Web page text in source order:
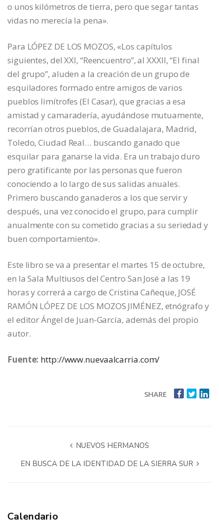
o unos kilómetros de tierra, pero que segar tantas
vidas no merecía la pena».
Para LÓPEZ DE LOS MOZOS, «Los capítulos
siguientes, del XXI, “Reencuentro”, al XXXII, “El final
del grupo”, aluden a la creación de un grupo de
esquiladores formado entre amigos de varios
pueblos limítrofes (El Casar), que gracias a esa
amistad y camaradería, ayudándose mutuamente,
recorrían otros pueblos, de Guadalajara, Madrid,
Toledo, Ciudad Real… buscando ganado que
esquilar para ganarse la vida. Era un trabajo duro
pero gratificante por las personas que fueron
conociendo a lo largo de sus salidas anuales.
Primero buscando ganaderos a los que servir y
después, una vez conocido el grupo, para cumplir
anualmente con su cometido gracias a su seriedad y
buen comportamiento».
Este libro se va a presentar el martes 15 de octubre,
en la Sala Multiusos del Centro San José a las 19
horas y correrá a cargo de Cristina Cañeque, JOSÉ
RAMÓN LÓPEZ DE LOS MOZOS JIMÉNEZ, etnógrafo y
el editor Ángel de Juan-García, además del propio
autor.
Fuente: http://www.nuevaalcarria.com/
SHARE
NUEVOS HERMANOS
EN BUSCA DE LA IDENTIDAD DE LA SIERRA SUR
Calendario